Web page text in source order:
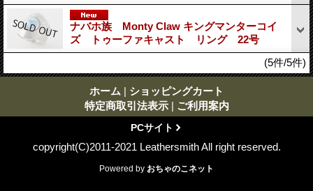
ナバホ族 Monty Claw キングマンターコイ
ズ トゥーファキャスト リング 22号
(5件/5件)
ホーム | ショッピングカート
特定商取引法表示 | ご利用案内
PCサイト
copyright(C)2011-2021 Leathersmith All right reserved.
Powered by おちゃのこネット